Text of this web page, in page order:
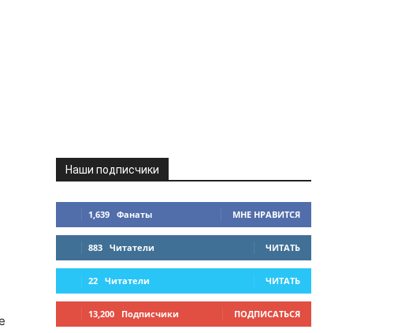
Наши подписчики
1,639 Фанаты МНЕ НРАВИТСЯ
883 Читатели ЧИТАТЬ
22 Читатели ЧИТАТЬ
13,200 Подписчики ПОДПИСАТЬСЯ